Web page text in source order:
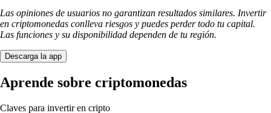
Las opiniones de usuarios no garantizan resultados similares. Invertir
en criptomonedas conlleva riesgos y puedes perder todo tu capital.
Las funciones y su disponibilidad dependen de tu región.
Descarga la app
Aprende sobre criptomonedas
Claves para invertir en cripto